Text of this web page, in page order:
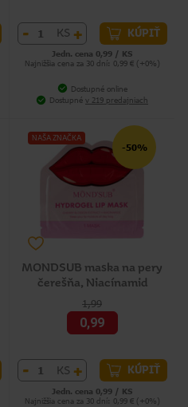
- KS + KÚPIŤ
Jedn. cena 0,99 / KS
Najnižšia cena za 30 dní: 0,99 € (+0%)
Dostupné online
Dostupné v 219 predajniach
NAŠA ZNAČKA
-50%
MONDSUB maska na pery
čerešňa, Niacínamid
1,99
0,99
- KS + KÚPIŤ
Jedn. cena 0,99 / KS
Najnižšia cena za 30 dní: 0,99 € (+0%)